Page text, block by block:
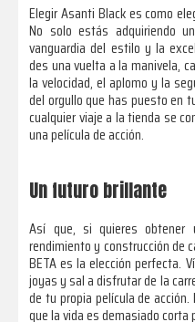
Elegir Asanti Black es como
No solo estás adquiriendo
vanguardia del estilo y la
des una vuelta a la manivela,
la velocidad, el aplomo y la
del orgullo que has puesto en
cualquier viaje a la tienda se
una película de acción.
Un futuro brillante
Así que, si quieres obtener
rendimiento y construcción de
BETA es la elección perfecta.
joyas y sal a disfrutar de la
de tu propia película de
que la vida es demasiado